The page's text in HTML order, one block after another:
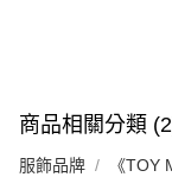
商品相關分類
服飾品牌 《TOY